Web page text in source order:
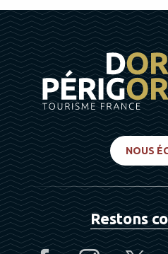
NOUS
Restons